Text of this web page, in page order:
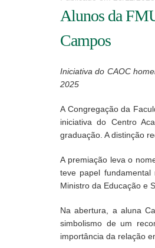
Alunos da
Campos
Iniciativa do CAOC
2025
A Congregação da
iniciativa do Centro
graduação. A distinção
A premiação leva o
teve papel
Ministro da Educação e
Na abertura, a aluna
simbolismo de um
importância da relação